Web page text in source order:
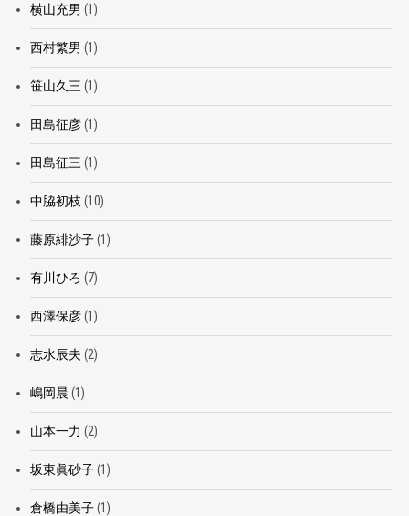
横山充男 (1)
西村繁男 (1)
笹山久三 (1)
田島征彦(1)
田島征三 (1)
中脇初枝 (10)
藤原緋沙子(1)
有川ひろ (7)
西澤保彦(1)
志水辰夫 (2)
嶋岡晨 (1)
山本一力 (2)
坂東眞砂子(1)
倉橋由美子(1)